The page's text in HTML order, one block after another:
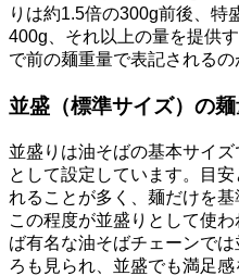
りは約1.5倍の300g前後、特
400g、それ以上の量を提供
で前の麺重量で表記されるの
並盛（標準サイズ）の
並盛りは油そばの基本サイ
として設定しています。目安
れることが多く、麺だけを
この程度が並盛りとして使
ば有名な油そばチェーンで
ろも見られ、並盛でも満足